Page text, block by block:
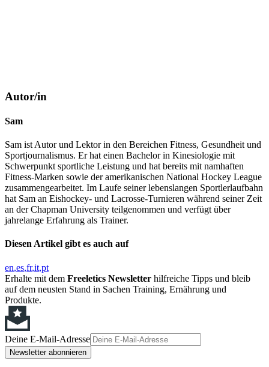
Autor/in
Sam
Sam ist Autor und Lektor in den Bereichen Fitness, Gesundheit und
Sportjournalismus. Er hat einen Bachelor in Kinesiologie mit
Schwerpunkt sportliche Leistung und hat bereits mit namhaften
Fitness-Marken sowie der amerikanischen National Hockey League
zusammengearbeitet. Im Laufe seiner lebenslangen Sportlerlaufbahn
hat Sam an Eishockey- und Lacrosse-Turnieren während seiner Zeit
an der Chapman University teilgenommen und verfügt über
jahrelange Erfahrung als Trainer.
Diesen Artikel gibt es auch auf
en es fr it pt
Erhalte mit dem Freeletics Newsletter hilfreiche Tipps und bleib
auf dem neusten Stand in Sachen Training, Ernährung und
Produkte.
Deine E-Mail-Adresse
Newsletter abonnieren